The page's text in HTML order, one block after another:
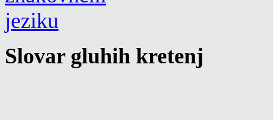
Slovar gluhih kretenj